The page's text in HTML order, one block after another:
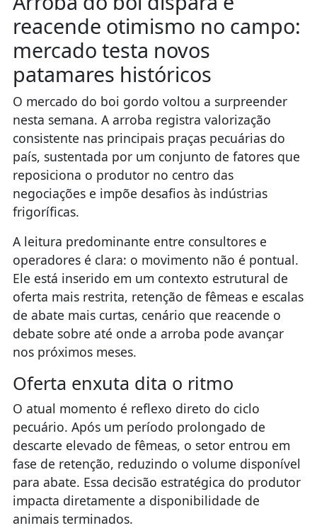
reacende otimismo no campo:
mercado testa novos
patamares históricos
O mercado do boi gordo voltou a surpreender
nesta semana. A arroba registra valorização
consistente nas principais praças pecuárias do
país, sustentada por um conjunto de fatores que
reposiciona o produtor no centro das
negociações e impõe desafios às indústrias
frigoríficas.
A leitura predominante entre consultores e
operadores é clara: o movimento não é pontual.
Ele está inserido em um contexto estrutural de
oferta mais restrita, retenção de fêmeas e escalas
de abate mais curtas, cenário que reacende o
debate sobre até onde a arroba pode avançar
nos próximos meses.
Oferta enxuta dita o ritmo
O atual momento é reflexo direto do ciclo
pecuário. Após um período prolongado de
descarte elevado de fêmeas, o setor entrou em
fase de retenção, reduzindo o volume disponível
para abate. Essa decisão estratégica do produtor
impacta diretamente a disponibilidade de
animais terminados.